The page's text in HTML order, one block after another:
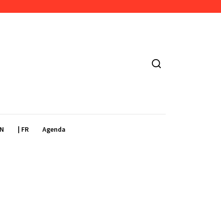
| FR Agenda